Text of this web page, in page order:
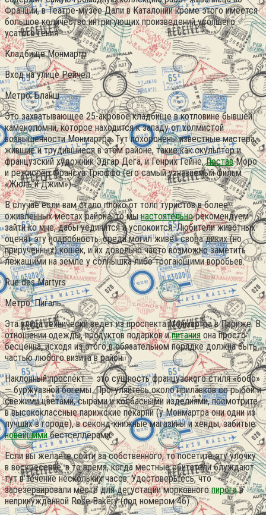
Франции, в Театре-музее Дали в Каталонии кроме этого имеется
большое количество интригующих произведений усопшего
усатого гения.
Кладбище Монмартр
Вход на улице Рейчел
Метро: Бланш
Это захватывающее 25-акровое кладбище в котловине бывшей
каменоломни, которое находится к западу от холмистой
возвышенности Монмартра. Тут похоронены известные мастера,
жившие и трудившиеся в этом районе, такие как скульптор и
французский художник Эдгар Дега, и Генрих Гейне,ГюставМоро
и режиссёр Франсуа Трюффо (его самый узнаваемый фильм
«Жюль и Джим»).
В случае если вам стало плохо от толп туристов в более
оживленных местах района, то мынастоятельнорекомендуем
зайти ко мне, дабы уединится и успокоится. Любители животных
оценят эту подробность: среди могил живет свора диких (но
прирученных) кошек, и их довольно часто возможно заметить
лежащими на земле у солнышка либо трогающими воробьев.
Rue des Martyrs
Метро: Пигаль
Эта улица технически ведет из проспекта Монмартра в Париже. В
отношении одежды, продуктов подарков ипитания она просто
бесценна, исходя из этого в обязательном порядке должна быть
частью любого визита в район.
Наклонный проспект — это сущность французского стиля «бобо»
— буржуазной богемы. Прогуляйтесь около прилавков со рыбой и
свежими цветами, сырами и колбасными изделиями, посмотрите
в высококлассные парижские пекарни (у Монмартра они одни из
лучших в городе), в секонд-книжные магазины и хенды, забитые
новейшимибестселлерами.
Если вы желаете сойти за собственного, то посетите эту улочку
в воскресенье, в то время, когда местные обитатели блуждают
тут в течение нескольких часов. Удостоверьтесь, что
зарезервировали место для дегустации морковногопирогав
непринужденной Rose Bakery (под номером 46).